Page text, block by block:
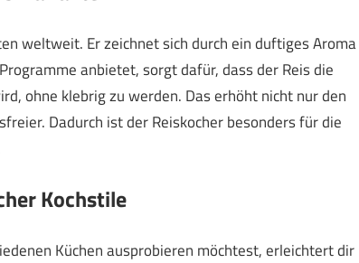
weltweit. Er zeichnet sich durch ein duftiges Aroma
anbietet, sorgt dafür, dass der Reis die
ohne klebrig zu werden. Das erhöht nicht nur den
Dadurch ist der Reiskocher besonders für die
Kochstile
Küchen ausprobieren möchtest, erleichtert dir